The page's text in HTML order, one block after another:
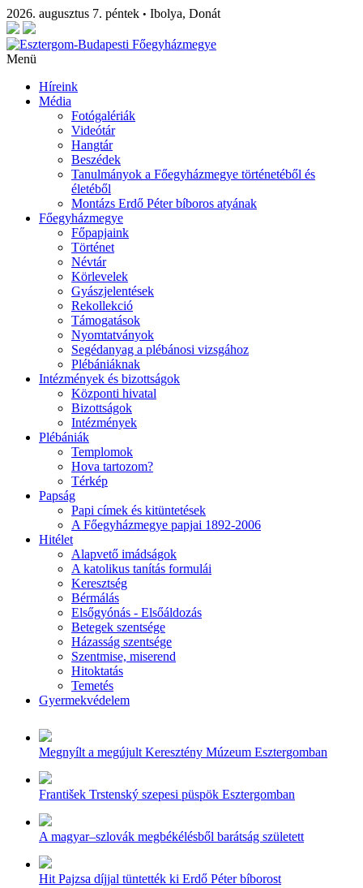
2026. augusztus 7. péntek • Ibolya, Donát
Menü
Híreink
Média
Fotógalériák
Videótár
Hangtár
Beszédek
Tanulmányok a Főegyházmegye történetéből és
életéből
Montázs Erdő Péter bíboros atyának
Főegyházmegye
Főpapjaink
Történet
Névtár
Körlevelek
Gyászjelentések
Rekollekció
Támogatások
Nyomtatványok
Segédanyag a plébánosi vizsgához
Plébániáknak
Intézmények és bizottságok
Központi hivatal
Bizottságok
Intézmények
Plébániák
Templomok
Hova tartozom?
Térkép
Papság
Papi címek és kitüntetések
A Főegyházmegye papjai 1892-2006
Hitélet
Alapvető imádságok
A katolikus tanítás formulái
Keresztség
Bérmálás
Elsőgyónás - Elsőáldozás
Betegek szentsége
Házasság szentsége
Szentmise, miserend
Hitoktatás
Temetés
Gyermekvédelem
Megnyílt a megújult Keresztény Múzeum Esztergomban
František Trstenský szepesi püspök Esztergomban
A magyar–szlovák megbékélésből barátság született
Hit Pajzsa díjjal tüntették ki Erdő Péter bíborost